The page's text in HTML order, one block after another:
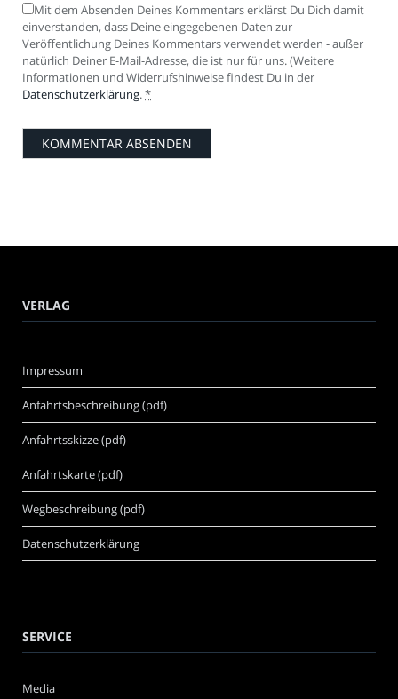
Mit dem Absenden Deines Kommentars erklärst Du Dich damit
einverstanden, dass Deine eingegebenen Daten zur
Veröffentlichung Deines Kommentars verwendet werden - außer
natürlich Deiner E-Mail-Adresse, die ist nur für uns. (Weitere
Informationen und Widerrufshinweise findest Du in der
Datenschutzerklärung.*
VERLAG
Impressum
Anfahrtsbeschreibung (pdf)
Anfahrtsskizze (pdf)
Anfahrtskarte (pdf)
Wegbeschreibung (pdf)
Datenschutzerklärung
SERVICE
Media